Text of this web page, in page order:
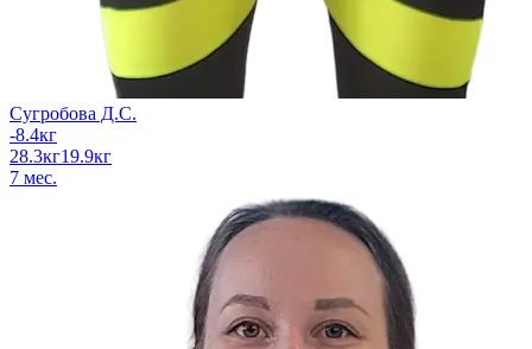
Сугробова Д.С.
-8.4кг
28.3кг19.9кг
7 мес.